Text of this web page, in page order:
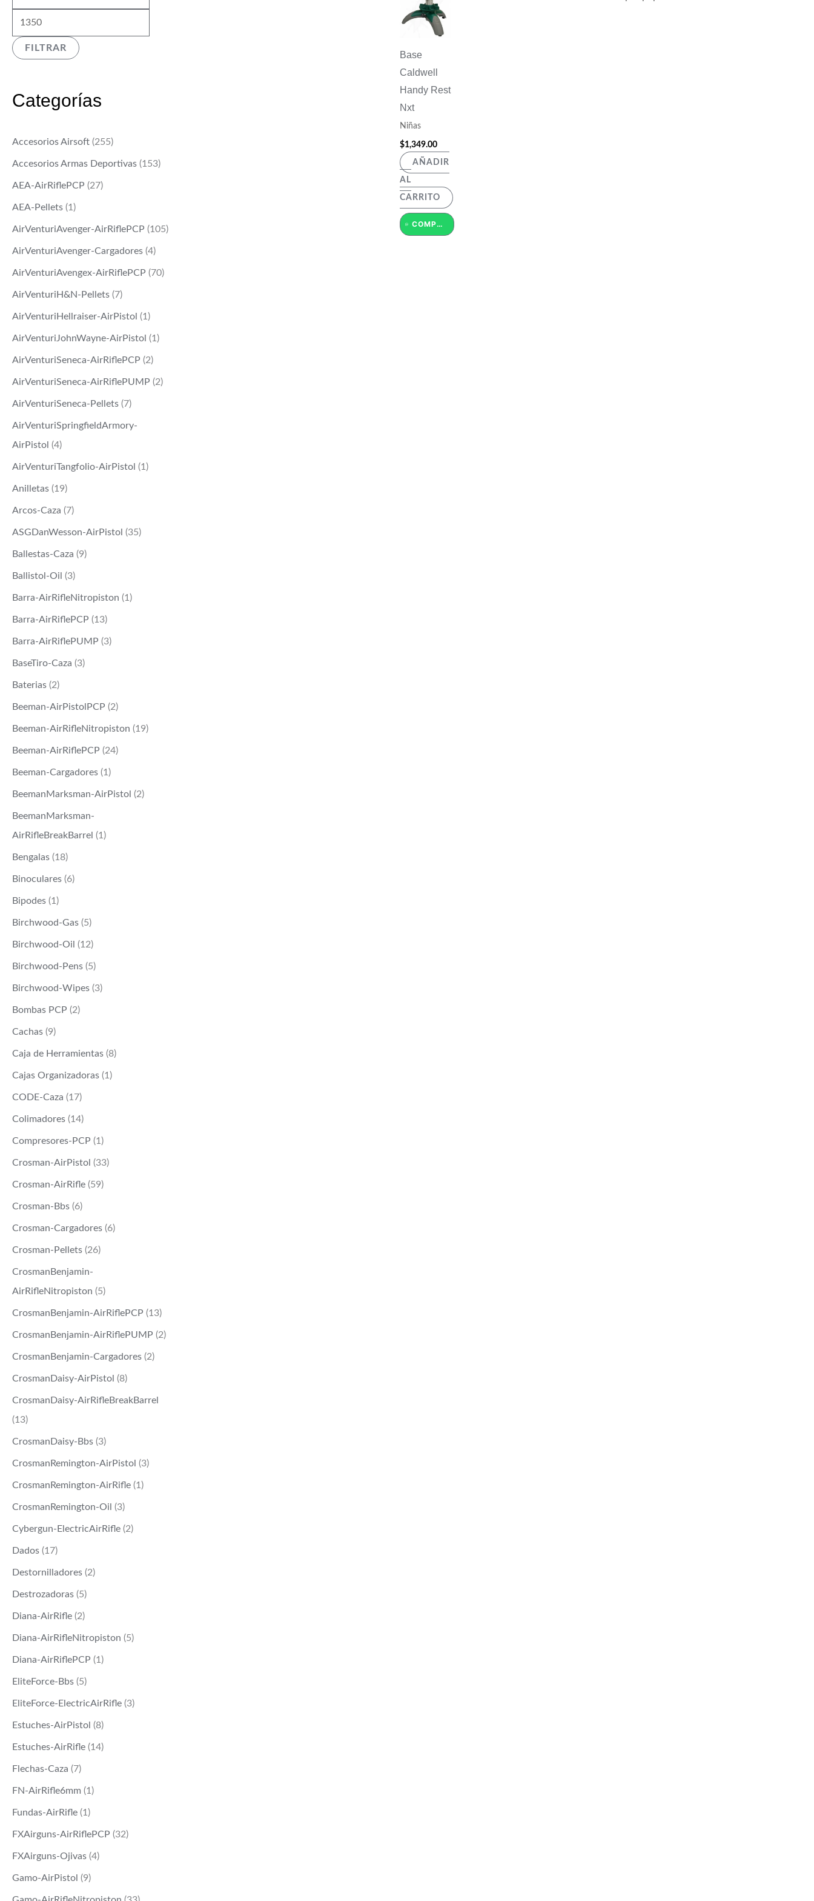
í
i
FILTRAR
Categorías
Accesorios Airsoft (255)
Accesorios Armas Deportivas (153)
AEA-AirRiflePCP (27)
AEA-Pellets (1)
AirVenturiAvenger-AirRiflePCP (105)
AirVenturiAvenger-Cargadores (4)
AirVenturiAvengex-AirRiflePCP (70)
AirVenturiH&N-Pellets (7)
AirVenturiHellraiser-AirPistol (1)
AirVenturiJohnWayne-AirPistol (1)
AirVenturiSeneca-AirRiflePCP (2)
AirVenturiSeneca-AirRiflePUMP (2)
AirVenturiSeneca-Pellets (7)
AirVenturiSpringfieldArmory-
AirPistol (4)
AirVenturiTangfolio-AirPistol (1)
Anilletas (19)
Arcos-Caza (7)
ASGDanWesson-AirPistol (35)
Ballestas-Caza (9)
Ballistol-Oil (3)
Barra-AirRifleNitropiston (1)
Barra-AirRiflePCP (13)
Barra-AirRiflePUMP (3)
BaseTiro-Caza (3)
Baterias (2)
Beeman-AirPistolPCP (2)
Beeman-AirRifleNitropiston (19)
Beeman-AirRiflePCP (24)
Beeman-Cargadores (1)
BeemanMarksman-AirPistol (2)
BeemanMarksman-
AirRifleBreakBarrel (1)
Bengalas (18)
Binoculares (6)
Bipodes (1)
Birchwood-Gas (5)
Birchwood-Oil (12)
Birchwood-Pens (5)
Birchwood-Wipes (3)
Bombas PCP (2)
Cachas (9)
Caja de Herramientas (8)
Cajas Organizadoras (1)
CODE-Caza (17)
Colimadores (14)
Compresores-PCP (1)
Crosman-AirPistol (33)
Crosman-AirRifle (59)
Crosman-Bbs (6)
Crosman-Cargadores (6)
Crosman-Pellets (26)
CrosmanBenjamin-
AirRifleNitropiston (5)
CrosmanBenjamin-AirRiflePCP (13)
CrosmanBenjamin-AirRiflePUMP (2)
CrosmanBenjamin-Cargadores (2)
CrosmanDaisy-AirPistol (8)
CrosmanDaisy-AirRifleBreakBarrel
(13)
CrosmanDaisy-Bbs (3)
CrosmanRemington-AirPistol (3)
CrosmanRemington-AirRifle (1)
CrosmanRemington-Oil (3)
Cybergun-ElectricAirRifle (2)
Dados (17)
Destornilladores (2)
Destrozadoras (5)
Diana-AirRifle (2)
Diana-AirRifleNitropiston (5)
Diana-AirRiflePCP (1)
EliteForce-Bbs (5)
EliteForce-ElectricAirRifle (3)
Estuches-AirPistol (8)
Estuches-AirRifle (14)
Flechas-Caza (7)
FN-AirRifle6mm (1)
Fundas-AirRifle (1)
FXAirguns-AirRiflePCP (32)
FXAirguns-Ojivas (4)
Gamo-AirPistol (9)
Base
Caldwell
Handy Rest
Nxt
Niñas
$1,349.00
AÑADIR
AL
CARRITO
COMPRAR POR WHATSAPP